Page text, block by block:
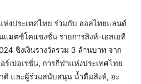
งประเทศไทย ร่วมกับ ออลไทยแลนด์
มตช์โคแซงชั่น รายการสิงห์-เอสเอที
ชิงเงินรางวัลรวม 3 ล้านบาท จาก
เปอเรชั่น, การกีฬาแห่งประเทศไทย
และผู้ร่วมสนับสนุน น้ำดื่มสิงห์, อะ